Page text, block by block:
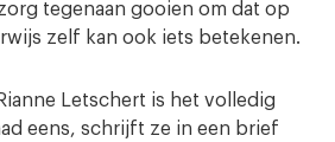
tegenaan gooien om dat op
zelf kan ook iets betekenen.
Letschert is het volledig
eens, schrijft ze in een brief